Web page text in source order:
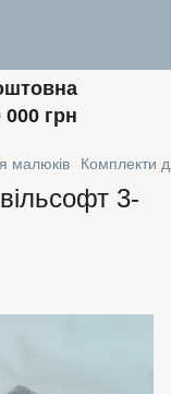
грн
малюків Комплекти
3-